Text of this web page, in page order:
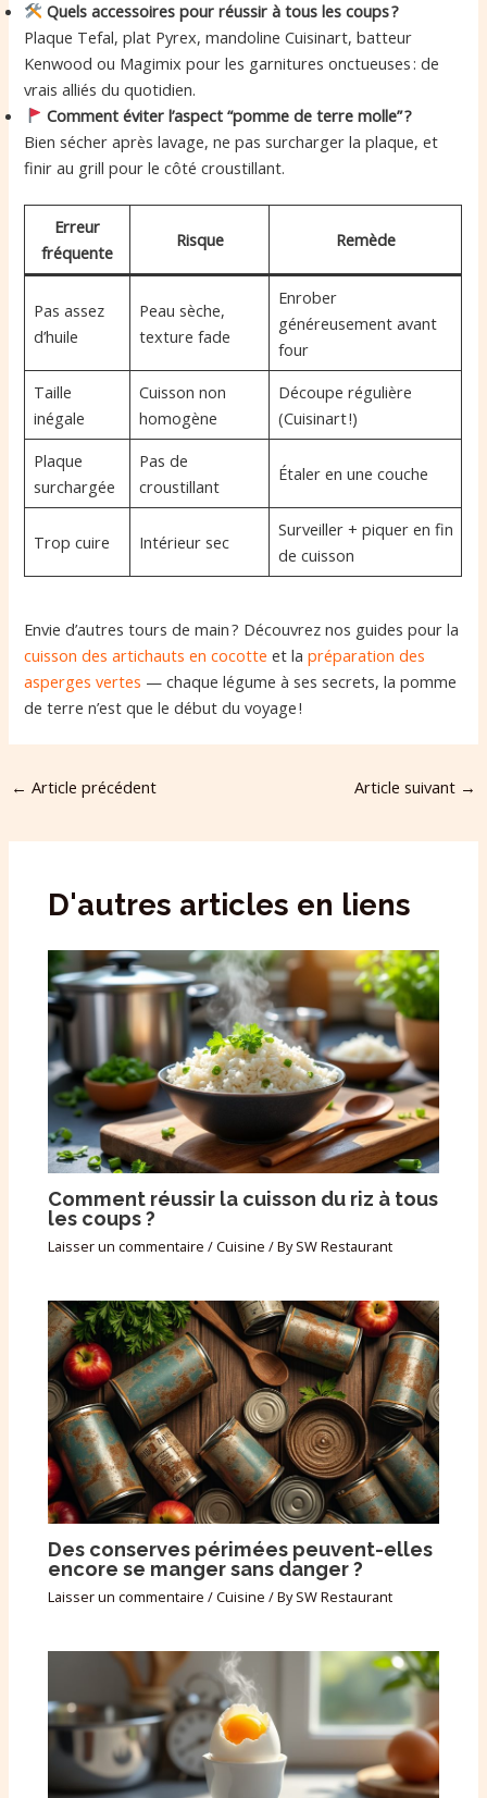
Quels accessoires pour réussir à tous les coups ?
Plaque Tefal, plat Pyrex, mandoline Cuisinart, batteur
Kenwood ou Magimix pour les garnitures onctueuses : de
vrais alliés du quotidien.
Comment éviter l’aspect “pomme de terre molle” ?
Bien sécher après lavage, ne pas surcharger la plaque, et
finir au grill pour le côté croustillant.
Erreur
fréquente
Risque Remède
Pas assez
d’huile
Peau sèche,
texture fade
Enrober
généreusement avant
four
Taille
inégale
Cuisson non
homogène
Découpe régulière
(Cuisinart !)
Plaque
surchargée
Pas de
croustillant
Étaler en une couche
Trop cuire Intérieur sec
Surveiller + piquer en fin
de cuisson
Envie d’autres tours de main ? Découvrez nos guides pour la
cuisson des artichauts en cocotte et lapréparation des
asperges vertes — chaque légume à ses secrets, la pomme
de terre n’est que le début du voyage !
← Article précédent Article suivant →
D'autres articles en liens
Comment réussir la cuisson du riz à tous
les coups ?
Laisser un commentaire /Cuisine / BySW Restaurant
Des conserves périmées peuvent-elles
encore se manger sans danger ?
Laisser un commentaire /Cuisine / BySW Restaurant